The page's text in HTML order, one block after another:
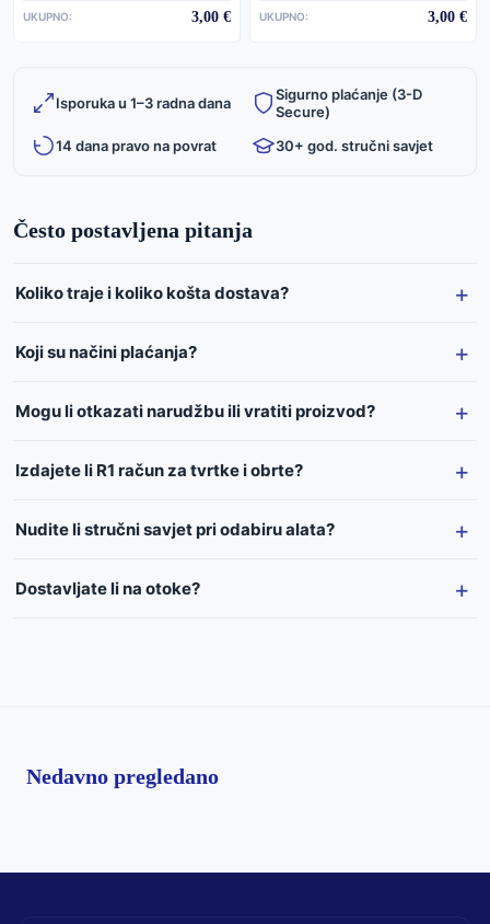
UKUPNO: 3,00 € UKUPNO: 3,00 €
Isporuka u 1–3 radna dana
Sigurno plaćanje (3-D
Secure)
14 dana pravo na povrat
30+ god. stručni savjet
Često postavljena pitanja
Koliko traje i koliko košta dostava?
Koji su načini plaćanja?
Mogu li otkazati narudžbu ili vratiti proizvod?
Izdajete li R1 račun za tvrtke i obrte?
Nudite li stručni savjet pri odabiru alata?
Dostavljate li na otoke?
Nedavno pregledano